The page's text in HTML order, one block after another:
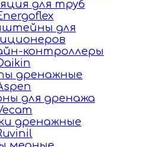
для труб
для
контроллеры
дренажные
для дренажа
дренажные